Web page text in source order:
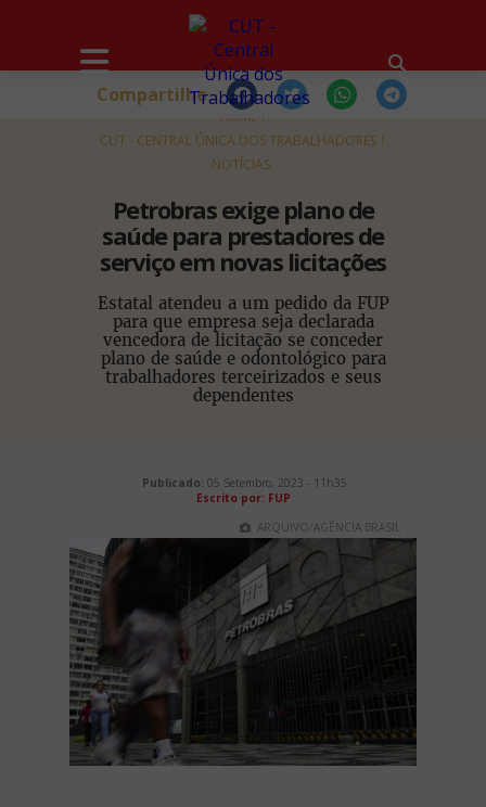
HOME
CUT - CENTRAL ÚNICA DOS TRABALHADORES
NOTÍCIAS
Petrobras exige plano de
saúde para prestadores de
serviço em novas licitações
Estatal atendeu a um pedido da FUP
para que empresa seja declarada
vencedora de licitação se conceder
plano de saúde e odontológico para
trabalhadores terceirizados e seus
dependentes
Compartilhe
Publicado: 05 Setembro, 2023 - 11h35
Escrito por: FUP
ARQUIVO/AGÊNCIA BRASIL